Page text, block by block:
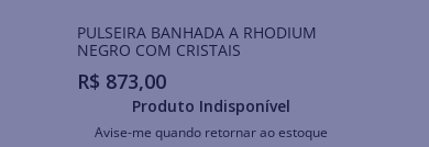
PULSEIRA BANHADA A RHODIUM
NEGRO COM CRISTAIS
R$ 873,00
Produto Indisponível
Avise-me quando retornar ao estoque